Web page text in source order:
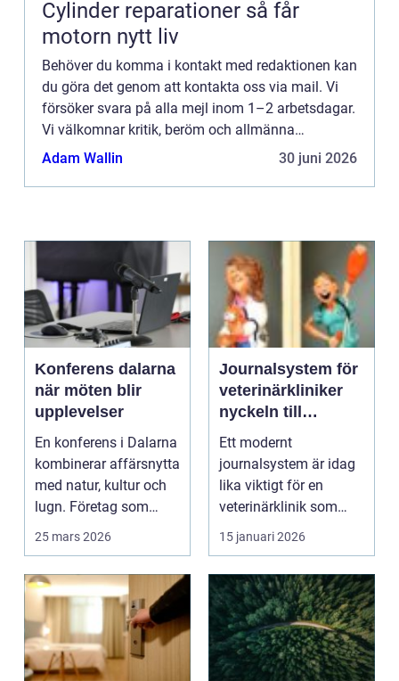
Cylinder reparationer så får
motorn nytt liv
Behöver du komma i kontakt med redaktionen kan
du göra det genom att kontakta oss via mail. Vi
försöker svara på alla mejl inom 1–2 arbetsdagar.
Vi välkomnar kritik, beröm och allmänna
kommentarer till innehållet på vår sida.
Adam Wallin 30 juni 2026
Konferens dalarna
när möten blir
upplevelser
En konferens i Dalarna
kombinerar affärsnytta
med natur, kultur och
lugn. Företag som
25 mars 2026
Journalsystem för
veterinärkliniker
nyckeln till
smidigare vardag
och säkrare vård
Ett modernt
journalsystem är idag
lika viktigt för en
veterinärklinik som
röntgenutrustning och
oper...
15 januari 2026